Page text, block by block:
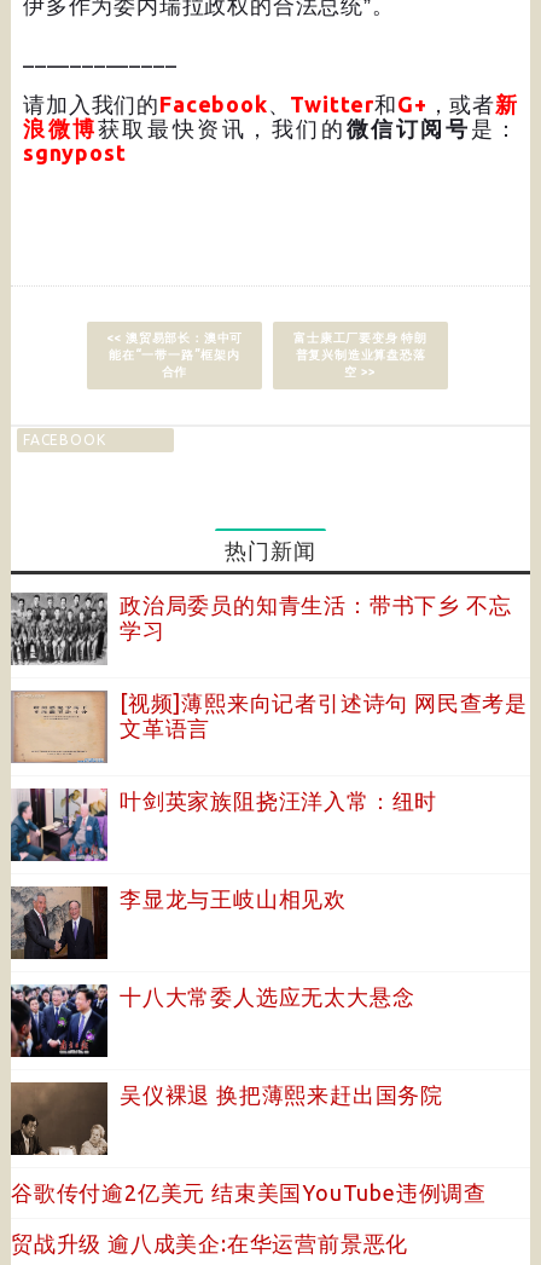
伊多作为委内瑞拉政权的合法总统”。
请加入我们的Facebook Twitter和G+ ，或者新
浪微博获取最快资讯，我们的 微信订阅号 是：
sgnypost
<< 澳贸易部长：澳中可
能在“一带一路”框架内
合作
富士康工厂要变身 特朗
普复兴制造业算盘恐落
空 >>
FACEBOOK
热门新闻
政治局委员的知青生活：带书下乡 不忘
学习
[视频]薄熙来向记者引述诗句 网民查考是
文革语言
叶剑英家族阻挠汪洋入常：纽时
李显龙与王岐山相见欢
十八大常委人选应无太大悬念
吴仪裸退 换把薄熙来赶出国务院
谷歌传付逾2亿美元 结束美国YouTube违例调查
贸战升级 逾八成美企:在华运营前景恶化